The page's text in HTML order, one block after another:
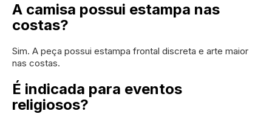
A camisa possui estampa nas
costas?
Sim. A peça possui estampa frontal discreta e arte maior
nas costas.
É indicada para eventos
religiosos?